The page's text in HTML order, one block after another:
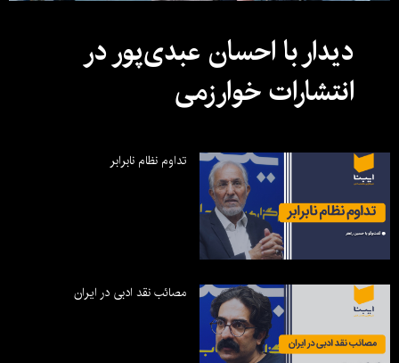
دیدار با احسان عبدی‌پور در
انتشارات خوارزمی
تداوم نظام نابرابر
مصائب نقد ادبی در ایران